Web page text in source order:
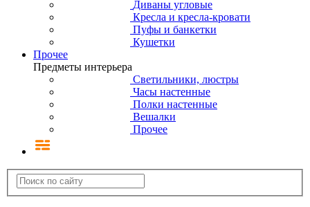
Диваны угловые
Кресла и кресла-кровати
Пуфы и банкетки
Кушетки
Прочее
Предметы интерьера
Светильники, люстры
Часы настенные
Полки настенные
Вешалки
Прочее